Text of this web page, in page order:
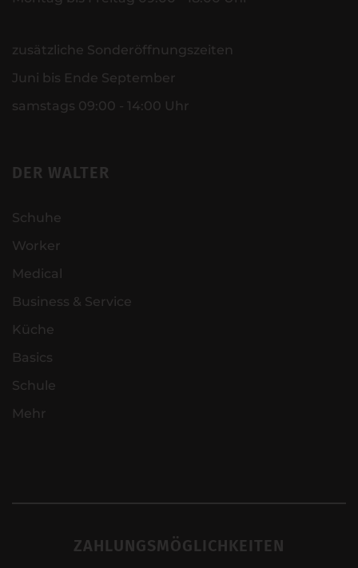
zusätzliche Sonderöffnungszeiten
Juni bis Ende September
samstags 09:00 - 14:00 Uhr
DER WALTER
Schuhe
Worker
Medical
Business & Service
Küche
Basics
Schule
Mehr
ZAHLUNGSMÖGLICHKEITEN